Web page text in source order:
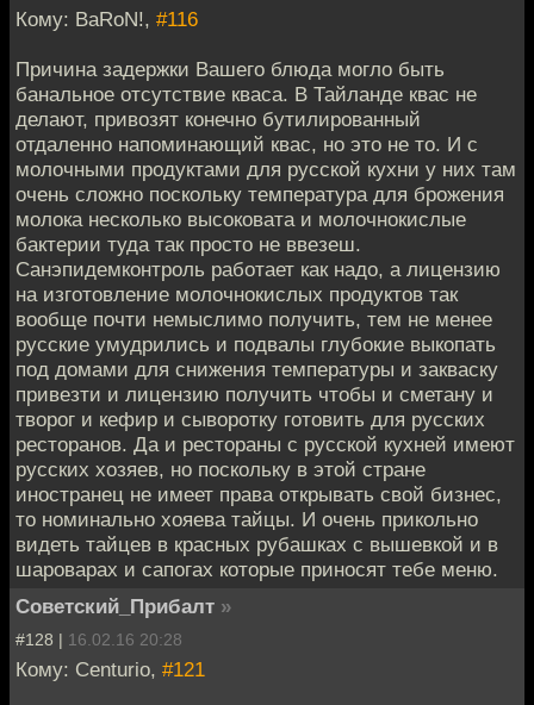
Кому: BaRoN!, #116
Причина задержки Вашего блюда могло быть
банальное отсутствие кваса. В Тайланде квас не
делают, привозят конечно бутилированный
отдаленно напоминающий квас, но это не то. И с
молочными продуктами для русской кухни у них там
очень сложно поскольку температура для брожения
молока несколько высоковата и молочнокислые
бактерии туда так просто не ввезеш.
Санэпидемконтроль работает как надо, а лицензию
на изготовление молочнокислых продуктов так
вообще почти немыслимо получить, тем не менее
русские умудрились и подвалы глубокие выкопать
под домами для снижения температуры и закваску
привезти и лицензию получить чтобы и сметану и
творог и кефир и сыворотку готовить для русских
ресторанов. Да и рестораны с русской кухней имеют
русских хозяев, но поскольку в этой стране
иностранец не имеет права открывать свой бизнес,
то номинально хояева тайцы. И очень прикольно
видеть тайцев в красных рубашках с вышевкой и в
шароварах и сапогах которые приносят тебе меню.
Советский_Прибалт »
#128 | 16.02.16 20:28
Кому: Centurio, #121